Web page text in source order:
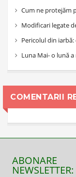
Cum ne protejăm
Modificari legate
Pericolul din iarbă:
Luna Mai- o lună
COMENTARII
ABONARE
NEWSLETTER: